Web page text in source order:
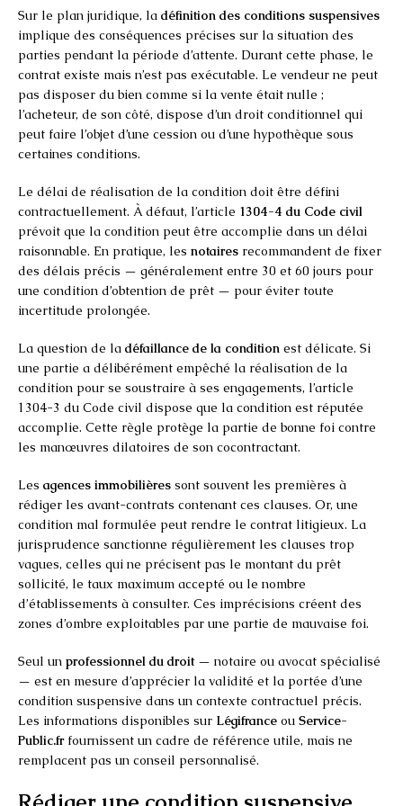
Sur le plan juridique, la définition des conditions suspensives
implique des conséquences précises sur la situation des
parties pendant la période d’attente. Durant cette phase, le
contrat existe mais n’est pas exécutable. Le vendeur ne peut
pas disposer du bien comme si la vente était nulle ;
l’acheteur, de son côté, dispose d’un droit conditionnel qui
peut faire l’objet d’une cession ou d’une hypothèque sous
certaines conditions.
Le délai de réalisation de la condition doit être défini
contractuellement. À défaut, l’article 1304-4 du Code civil
prévoit que la condition peut être accomplie dans un délai
raisonnable. En pratique, les notaires recommandent de fixer
des délais précis — généralement entre 30 et 60 jours pour
une condition d’obtention de prêt — pour éviter toute
incertitude prolongée.
La question de la défaillance de la condition est délicate. Si
une partie a délibérément empêché la réalisation de la
condition pour se soustraire à ses engagements, l’article
1304-3 du Code civil dispose que la condition est réputée
accomplie. Cette règle protège la partie de bonne foi contre
les manœuvres dilatoires de son cocontractant.
Les agences immobilières sont souvent les premières à
rédiger les avant-contrats contenant ces clauses. Or, une
condition mal formulée peut rendre le contrat litigieux. La
jurisprudence sanctionne régulièrement les clauses trop
vagues, celles qui ne précisent pas le montant du prêt
sollicité, le taux maximum accepté ou le nombre
d’établissements à consulter. Ces imprécisions créent des
zones d’ombre exploitables par une partie de mauvaise foi.
Seul un professionnel du droit— notaire ou avocat spécialisé
— est en mesure d’apprécier la validité et la portée d’une
condition suspensive dans un contexte contractuel précis.
Les informations disponibles sur Légifrance ou Service-
Public.frfournissent un cadre de référence utile, mais ne
remplacent pas un conseil personnalisé.